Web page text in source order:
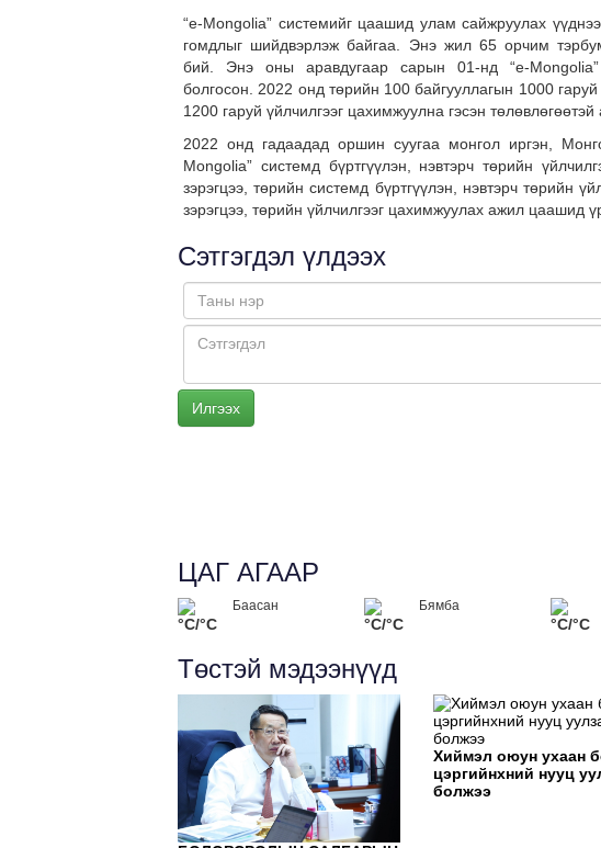
“e-Mongolia” системийг цаашид улам сайжруулах
гомдлыг шийдвэрлэж байгаа. Энэ жил 65 орчим
бий. Энэ оны аравдугаар сарын 01-нд “e-
болгосон. 2022 онд төрийн 100 байгууллагын 1000
1200 гаруй үйлчилгээг цахимжуулна гэсэн
2022 онд гадаадад оршин суугаа монгол иргэн,
Mongolia” системд бүртгүүлэн, нэвтэрч төрийн
зэрэгцээ, төрийн системд бүртгүүлэн, нэвтэрч төрийн
зэрэгцээ, төрийн үйлчилгээг цахимжуулах ажил цаашид
Сэтгэгдэл үлдээх
ЦАГ АГААР
Баасан
°C/°C
Бямба
°C/°C °C/°C
Төстэй мэдээнүүд
Хиймэл оюун ухаан
цэргийнхний нууц
болжээ